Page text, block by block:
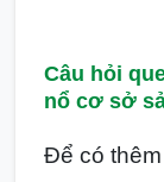
Câu hỏi
nổ cơ sở
Để có